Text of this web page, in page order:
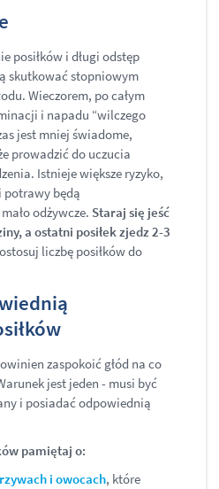
posiłków i długi odstęp
skutkować stopniowym
Wieczorem, po całym
i napadu “wilczego
jest mniej świadome,
prowadzić do uczucia
Istnieje większe ryzyko,
potrawy będą
odżywcze. Staraj się jeść
a ostatni posiłek zjedz 2-3
liczbę posiłków do
zaspokoić głód na co
jest jeden - musi być
i posiadać odpowiednią
pamiętaj o:
i owocach, które